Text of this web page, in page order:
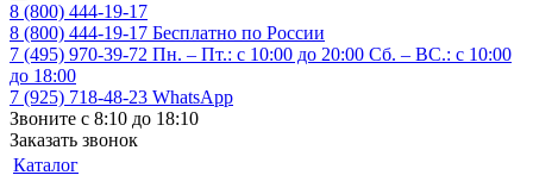
8 (800) 444-19-17
8 (800) 444-19-17 Бесплатно по России
7 (495) 970-39-72 Пн. – Пт.: с 10:00 до 20:00 Сб. – ВС.: c 10:00
до 18:00
7 (925) 718-48-23 WhatsApp
Звоните с 8:10 до 18:10
Заказать звонок
Каталог